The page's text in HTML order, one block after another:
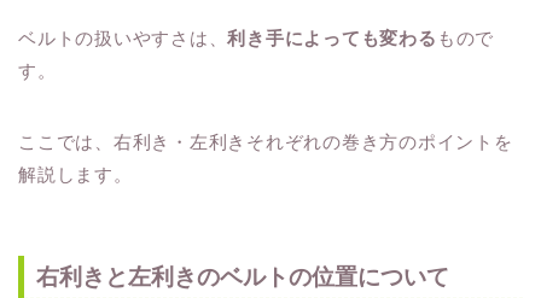
ベルトの扱いやすさは、利き手によっても変わる もので
す。
ここでは、右利き・左利きそれぞれの巻き方のポイントを
解説します。
右利きと左利きのベルトの位置について